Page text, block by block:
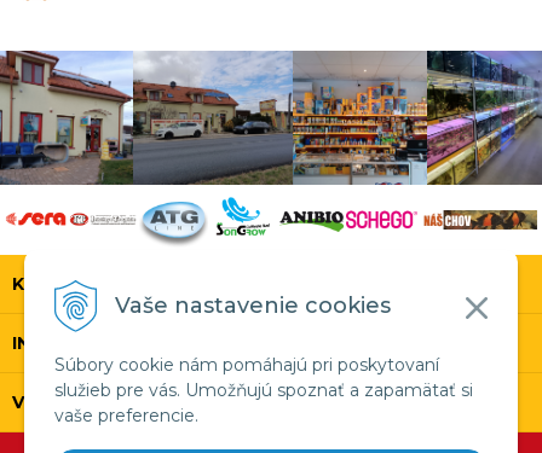
Vaše nastavenie cookies
Súbory cookie nám pomáhajú pri poskytovaní
služieb pre vás. Umožňujú spoznať a zapamätať si
vaše preferencie.
KONTAKT
INFOLINKA
VŠETKO O NÁKUPE